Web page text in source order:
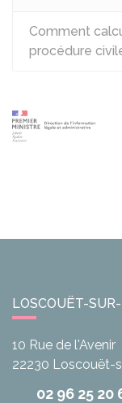
Comment
procédure
LOSCOUËT-
10 Rue de l'Avenir
22230 Loscouët-
02 96 25 20